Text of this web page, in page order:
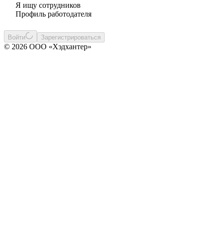
Я ищу сотрудников
Профиль работодателя
Войти Зарегистрироваться
© 2026 ООО «Хэдхантер»